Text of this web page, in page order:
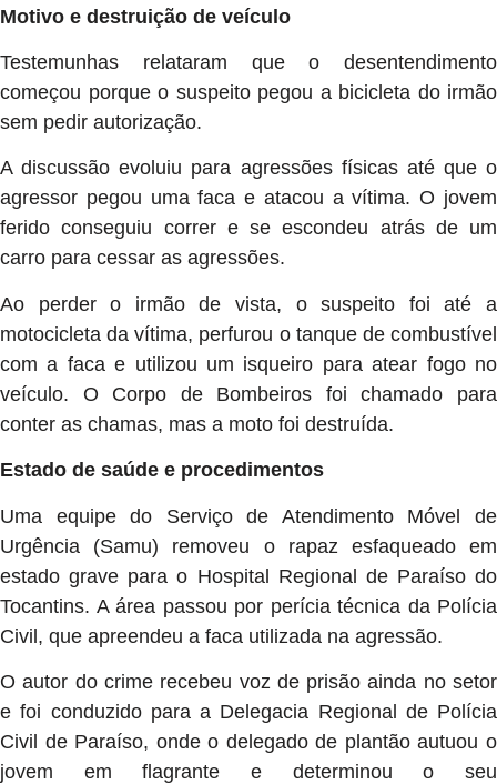
Motivo e destruição de veículo
Testemunhas relataram que o desentendimento
começou porque o suspeito pegou a bicicleta do irmão
sem pedir autorização.
A discussão evoluiu para agressões físicas até que o
agressor pegou uma faca e atacou a vítima. O jovem
ferido conseguiu correr e se escondeu atrás de um
carro para cessar as agressões.
Ao perder o irmão de vista, o suspeito foi até a
motocicleta da vítima, perfurou o tanque de combustível
com a faca e utilizou um isqueiro para atear fogo no
veículo. O Corpo de Bombeiros foi chamado para
conter as chamas, mas a moto foi destruída.
Estado de saúde e procedimentos
Uma equipe do Serviço de Atendimento Móvel de
Urgência (Samu) removeu o rapaz esfaqueado em
estado grave para o Hospital Regional de Paraíso do
Tocantins. A área passou por perícia técnica da Polícia
Civil, que apreendeu a faca utilizada na agressão.
O autor do crime recebeu voz de prisão ainda no setor
e foi conduzido para a Delegacia Regional de Polícia
Civil de Paraíso, onde o delegado de plantão autuou o
jovem em flagrante e determinou o seu